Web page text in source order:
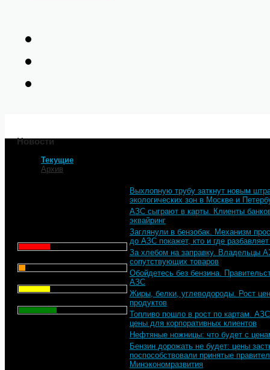
Новости
Текущие
Архив
Выхлопную трубу заткнут новым
экологических зон в Москве и
АЗС сыграют в карты. Клиенты
эквайринг
Заглянули в бензобак. Механизм
до АЗС покажет, кто и где
За хлебом на заправку. Владельцы
сопутствующих товаров
Обойдетесь без бензина.
АЗС
Жиры, белки, углеводороды. Рост
продуктов
Топливо пошло в рост по картам.
цены для корпоративных клиентов
Нефтяные ножницы: что будет с
Бензин дорожать не будет: цены
поспособствовали принятые
Минэкономразвития